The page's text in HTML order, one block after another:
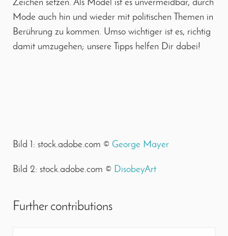
Zeichen setzen. Als Model ist es unvermeidbar, durch
Mode auch hin und wieder mit politischen Themen in
Berührung zu kommen. Umso wichtiger ist es, richtig
damit umzugehen; unsere Tipps helfen Dir dabei!
Bild 1: stock.adobe.com © George Mayer
Bild 2: stock.adobe.com © DisobeyArt
Further contributions